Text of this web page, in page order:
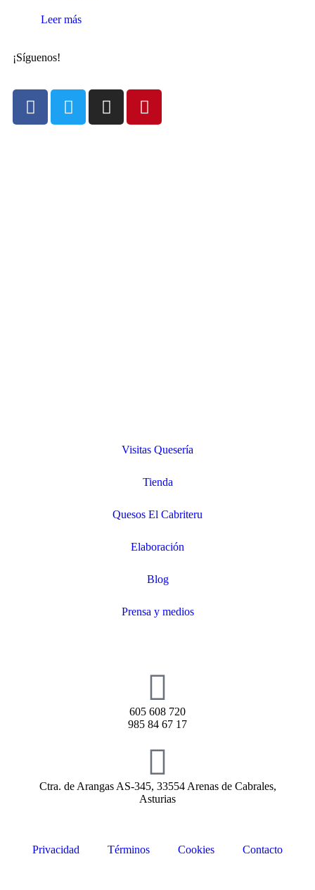
Leer más
¡Síguenos!
Visitas Quesería
Tienda
Quesos El Cabriteru
Elaboración
Blog
Prensa y medios
605 608 720
985 84 67 17
Ctra. de Arangas AS-345, 33554 Arenas de Cabrales,
Asturias
Privacidad Términos Cookies Contacto